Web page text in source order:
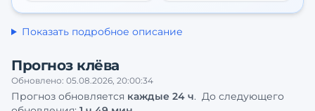
Показать подробное описание
Прогноз клёва
Обновлено: 05.08.2026, 20:00:34
Прогноз обновляется каждые 24 ч. До следующего